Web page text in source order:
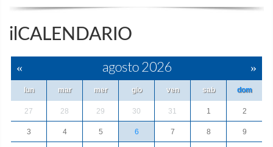
ilCALENDARIO
« agosto 2026 »
lun mar mer gio ven sab dom
27 28 29 30 31 1 2
3 4 5 6 7 8 9